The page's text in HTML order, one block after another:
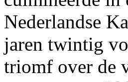
Nederlandse
jaren twintig
triomf over de